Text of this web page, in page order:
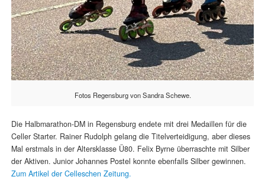
Fotos Regensburg von Sandra Schewe.
Die Halbmarathon-DM in Regensburg endete mit drei Medaillen für die
Celler Starter. Rainer Rudolph gelang die Titelverteidigung, aber dieses
Mal erstmals in der Altersklasse Ü80. Felix Byrne überraschte mit Silber
der Aktiven. Junior Johannes Postel konnte ebenfalls Silber gewinnen.
Zum Artikel der Celleschen Zeitung.